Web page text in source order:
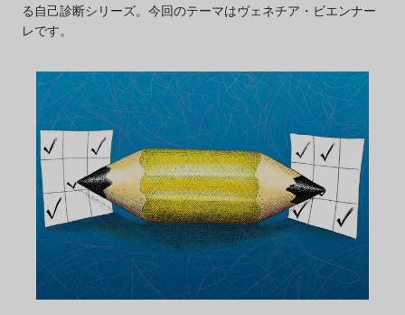
る自己診断シリーズ。今回のテーマはヴェネチア・ビエンナー
レです。